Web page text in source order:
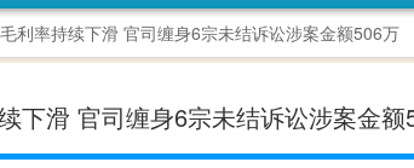
利率持续下滑 官司缠身6宗未结诉讼涉案金额506万
下滑 官司缠身6宗未结诉讼涉案金额